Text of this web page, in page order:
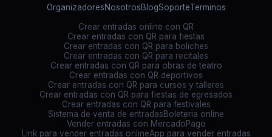
OrganizadoresNosotrosBlogSoporteTerminos
Crear entradas online con QR
Crear entradas con QR para fiestas
Crear entradas con QR para boliches
Crear entradas con QR para recitales
Crear entradas con QR para obras de teatro
Crear entradas con QR deportivos
Crear entradas con QR para cursos y talleres
Crear entradas con QR para fiestas de egresados
Crear entradas con QR para festivales
Sistema de venta de entradasBoleteria online
Vender entradas con MercadoPago
Link para vender entradas onlineApp para vender entradas